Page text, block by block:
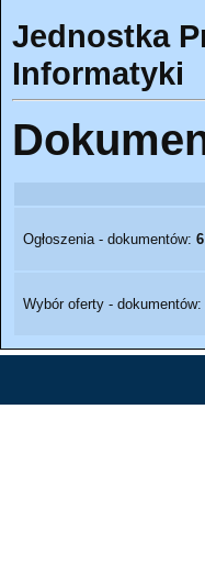
Jednostka
Informatyki
Ogłoszenia - dokumentów: 6
Wybór oferty - dokumentów: